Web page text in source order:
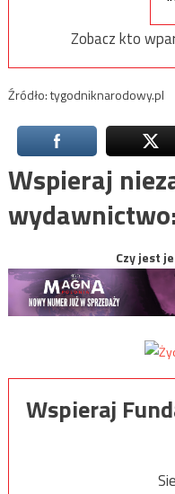
Zobacz kto
Źródło: tygodniknarodowy.pl
Wspieraj
wydawnictwo:
Czy jest
Wspieraj